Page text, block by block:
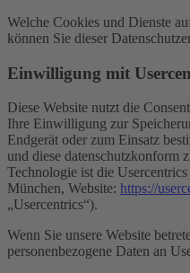
Welche Cookies und Dienste
können Sie dieser
Einwilligung mit
Diese Website nutzt die
Ihre Einwilligung zur
Endgerät oder zum Einsatz
und diese datenschutzkonform
Technologie ist die
München, Website: https://
„Usercentrics“).
Wenn Sie unsere Website
personenbezogene Daten an